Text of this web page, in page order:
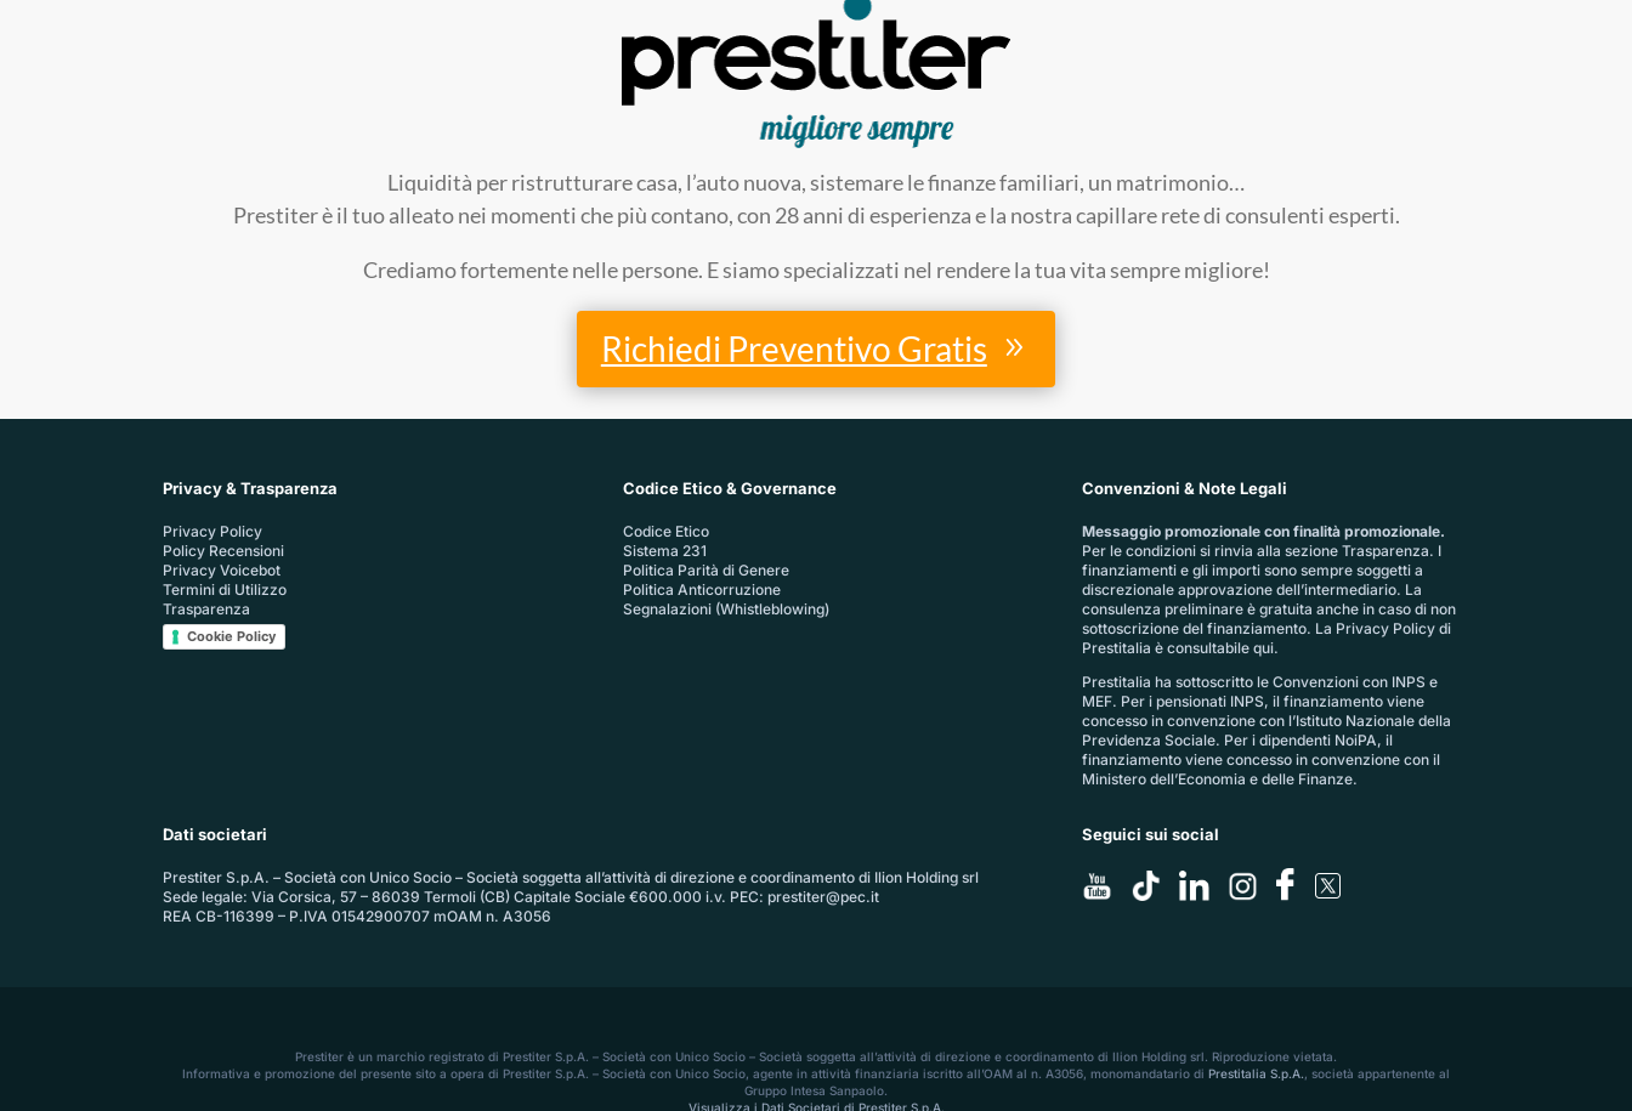
Liquidità per ristrutturare casa, l’auto nuova, sistemare le finanze familiari, un matrimonio…
Prestiter è il tuo alleato nei momenti che più contano, con 28 anni di esperienza e la nostra capillare rete di consulenti esperti.
Crediamo fortemente nelle persone. E siamo specializzati nel rendere la tua vita sempre migliore!
Richiedi Preventivo Gratis
Privacy & Trasparenza
Privacy Policy
Policy Recensioni
Privacy Voicebot
Termini di Utilizzo
Trasparenza
Cookie Policy
Codice Etico & Governance
Codice Etico
Sistema 231
Politica Parità di Genere
Politica Anticorruzione
Segnalazioni (Whistleblowing)
Convenzioni & Note Legali
Messaggio promozionale con finalità promozionale.
Per le condizioni si rinvia alla sezione Trasparenza. I
finanziamenti e gli importi sono sempre soggetti a
discrezionale approvazione dell’intermediario. La
consulenza preliminare è gratuita anche in caso di non
sottoscrizione del finanziamento. La Privacy Policy di
Prestitalia è consultabile qui.
Prestitalia ha sottoscritto le Convenzioni con INPS e
MEF. Per i pensionati INPS, il finanziamento viene
concesso in convenzione con l’Istituto Nazionale della
Previdenza Sociale. Per i dipendenti NoiPA, il
finanziamento viene concesso in convenzione con il
Ministero dell’Economia e delle Finanze.
Dati societari
Prestiter S.p.A. – Società con Unico Socio – Società soggetta all’attività di direzione e coordinamento di Ilion Holding srl
Sede legale: Via Corsica, 57 – 86039 Termoli (CB) Capitale Sociale €600.000 i.v. PEC:prestiter@pec.it
REA CB-116399 – P.IVA 01542900707 mOAM n. A3056
Seguici sui social
Prestiter è un marchio registrato di Prestiter S.p.A. – Società con Unico Socio – Società soggetta all’attività di direzione e coordinamento di Ilion Holding srl. Riproduzione vietata.
Informativa e promozione del presente sito a opera di Prestiter S.p.A. – Società con Unico Socio, agente in attività finanziaria iscritto all’OAM al n. A3056, monomandatario di Prestitalia S.p.A., società appartenente al
Gruppo Intesa Sanpaolo.
Visualizza i Dati Societari di Prestiter S.p.A.